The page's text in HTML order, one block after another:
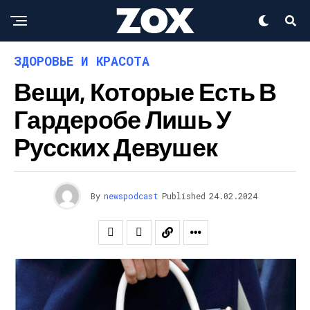
ЗДОРОВЬЕ И КРАСОТА
Вещи, Которые Есть В
Гардеробе Лишь У
Русских Девушек
By newspodcast Published 24.02.2024